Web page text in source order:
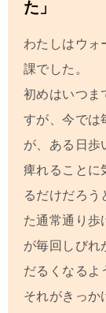
た」
わたしはウォ
課でした。
初めはいつま
すが、今では
が、ある日歩
痺れることに
るだけだろう
た通常通り歩
が毎回しびれ
だるくなるよ
それがきっか